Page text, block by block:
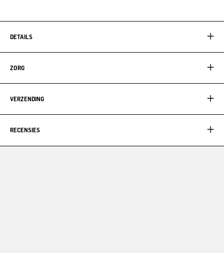
DETAILS
ZORG
VERZENDING
RECENSIES